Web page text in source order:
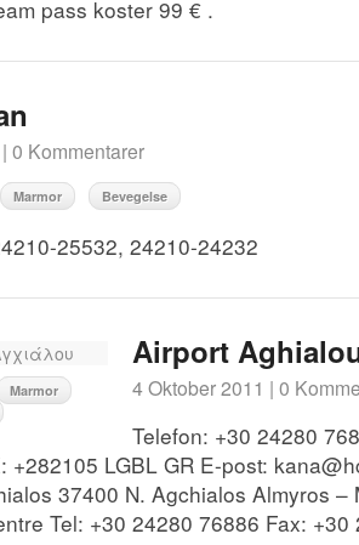
pass koster 99 € .
0 Kommentarer
Marmor Bevegelse
25532, 24210-24232
Marmor
Airport
4 Oktober 2011 | 0
Telefon: +30 24280
+282105 LGBL GR E-post:
37400 N. Agchialos Almyros –
Tel: +30 24280 76886 Fax: